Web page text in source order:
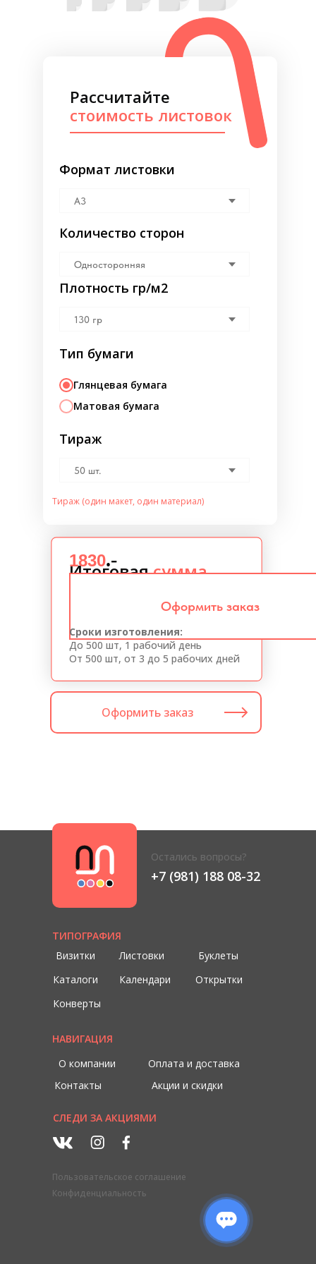
Итоговаясумма
Оформить заказ⠀⠀
Рассчитайте
стоимость листовок
1830.-
Оформить заказ
Формат листовки
Тираж
Количество сторон
Плотность гр/м2
Тип бумаги
Глянцевая бумага
Матовая бумага
Сроки изготовления:
До 500 шт, 1 рабочий день
От 500 шт, от 3 до 5 рабочих дней
Тираж (один макет, один материал)
ТИПОГРАФИЯ
Визитки
Листовки
Буклеты
Каталоги
Календари
Открытки
Конверты
НАВИГАЦИЯ
О компании
Оплата и доставка
Акции и скидки
Контакты
Конфиденциальность
Пользовательское соглашение
СЛЕДИ ЗА АКЦИЯМИ
Остались вопросы?
+7 (981) 188 08-32